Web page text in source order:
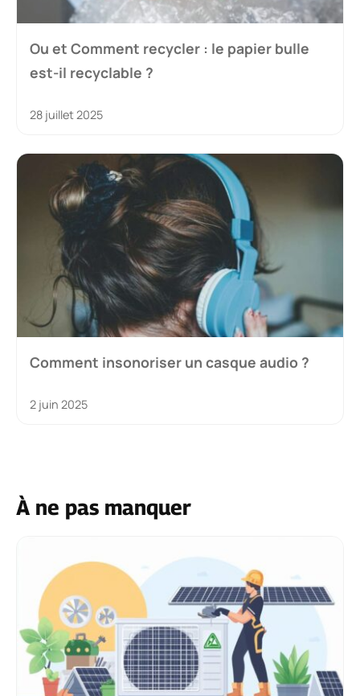
Ou et Comment recycler : le papier bulle
est-il recyclable ?
28 juillet 2025
Comment insonoriser un casque audio ?
2 juin 2025
À ne pas manquer